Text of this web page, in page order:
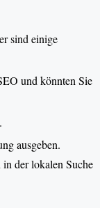
sind einige
und könnten Sie
ausgeben.
der lokalen Suche